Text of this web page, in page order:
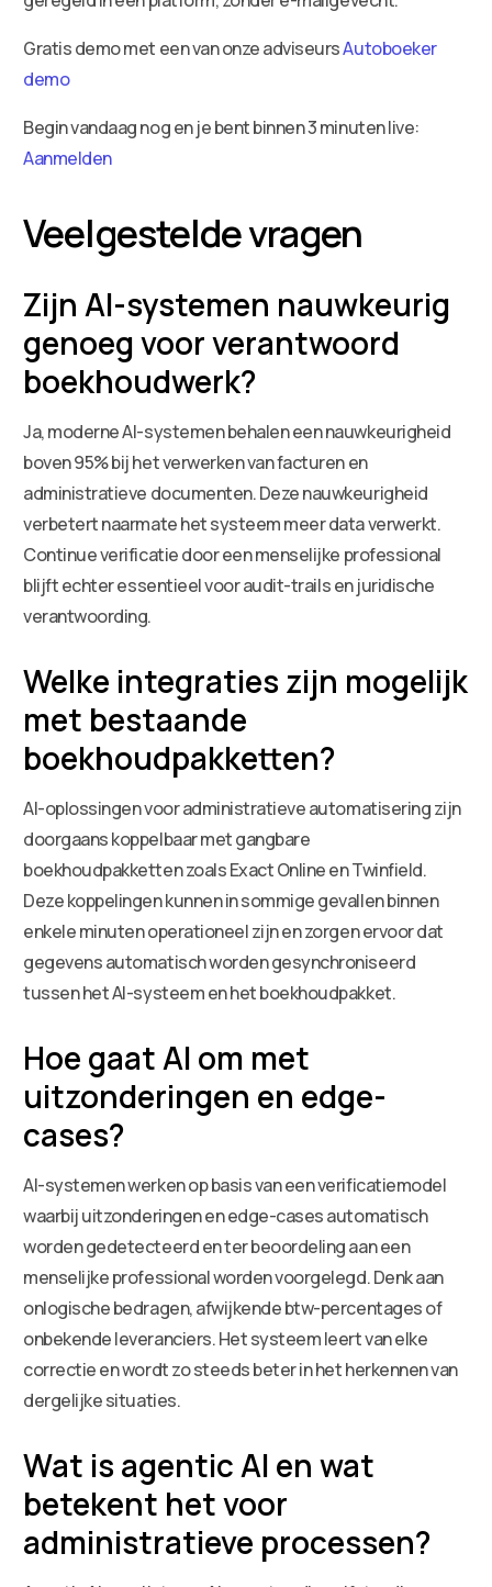
Gratis demo met een van onze adviseursAutoboeker
demo
Begin vandaag nog en je bent binnen 3 minuten live:
Aanmelden
Veelgestelde vragen
Zijn AI-systemen nauwkeurig
genoeg voor verantwoord
boekhoudwerk?
Ja, moderne AI-systemen behalen een nauwkeurigheid
boven 95% bij het verwerken van facturen en
administratieve documenten. Deze nauwkeurigheid
verbetert naarmate het systeem meer data verwerkt.
Continue verificatie door een menselijke professional
blijft echter essentieel voor audit-trails en juridische
verantwoording.
Welke integraties zijn mogelijk
met bestaande
boekhoudpakketten?
AI-oplossingen voor administratieve automatisering zijn
doorgaans koppelbaar met gangbare
boekhoudpakketten zoals Exact Online en Twinfield.
Deze koppelingen kunnen in sommige gevallen binnen
enkele minuten operationeel zijn en zorgen ervoor dat
gegevens automatisch worden gesynchroniseerd
tussen het AI-systeem en het boekhoudpakket.
Hoe gaat AI om met
uitzonderingen en edge-
cases?
AI-systemen werken op basis van een verificatiemodel
waarbij uitzonderingen en edge-cases automatisch
worden gedetecteerd en ter beoordeling aan een
menselijke professional worden voorgelegd. Denk aan
onlogische bedragen, afwijkende btw-percentages of
onbekende leveranciers. Het systeem leert van elke
correctie en wordt zo steeds beter in het herkennen van
dergelijke situaties.
Wat is agentic AI en wat
betekent het voor
administratieve processen?